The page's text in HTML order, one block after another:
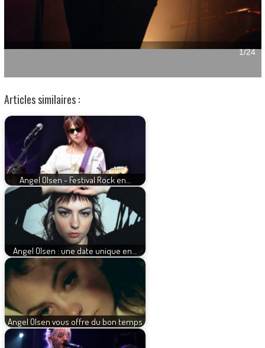
Articles similaires :
Angel Olsen - Festival Rock en…
Angel Olsen : une date unique en…
Angel Olsen vous offre du bon temps